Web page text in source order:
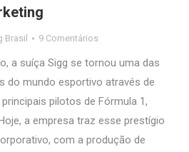
Brasil 9 Comentários
a suíça Sigg se tornou uma das
do mundo esportivo através de
pilotos de Fórmula 1,
a empresa traz esse prestígio
com a produção de